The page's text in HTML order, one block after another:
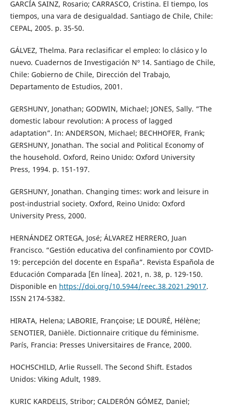
GARCÍA SAINZ, Rosario; CARRASCO, Cristina. El tiempo, los
tiempos, una vara de desigualdad. Santiago de Chile, Chile:
CEPAL, 2005. p. 35-50.
GÁLVEZ, Thelma. Para reclasificar el empleo: lo clásico y lo
nuevo. Cuadernos de Investigación Nº 14. Santiago de Chile,
Chile: Gobierno de Chile, Dirección del Trabajo,
Departamento de Estudios, 2001.
GERSHUNY, Jonathan; GODWIN, Michael; JONES, Sally. “The
domestic labour revolution: A process of lagged
adaptation”. In: ANDERSON, Michael; BECHHOFER, Frank;
GERSHUNY, Jonathan. The social and Political Economy of
the household. Oxford, Reino Unido: Oxford University
Press, 1994. p. 151-197.
GERSHUNY, Jonathan. Changing times: work and leisure in
post-industrial society. Oxford, Reino Unido: Oxford
University Press, 2000.
HERNÁNDEZ ORTEGA, José; ÁLVAREZ HERRERO, Juan
Francisco. “Gestión educativa del confinamiento por COVID-
19: percepción del docente en España”. Revista Española de
Educación Comparada [En línea]. 2021, n. 38, p. 129-150.
Disponible en https://doi.org/10.5944/reec.38.2021.29017.
ISSN 2174-5382.
HIRATA, Helena; LABORIE, Françoise; LE DOURÉ, Hélène;
SENOTIER, Danièle. Dictionnaire critique du féminisme.
París, Francia: Presses Universitaires de France, 2000.
HOCHSCHILD, Arlie Russell. The Second Shift. Estados
Unidos: Viking Adult, 1989.
KURIC KARDELIS, Stribor; CALDERÓN GÓMEZ, Daniel;